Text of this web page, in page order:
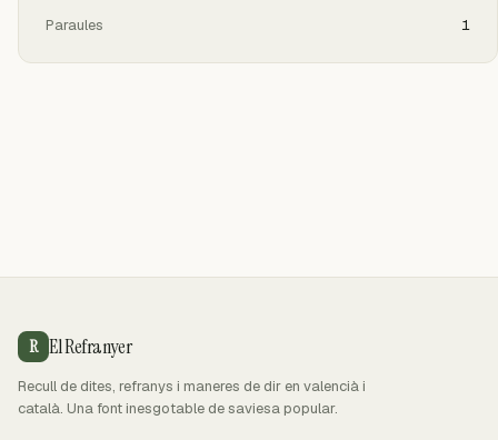
Paraules 1
R El Refranyer
Recull de dites, refranys i maneres de dir en valencià i
català. Una font inesgotable de saviesa popular.